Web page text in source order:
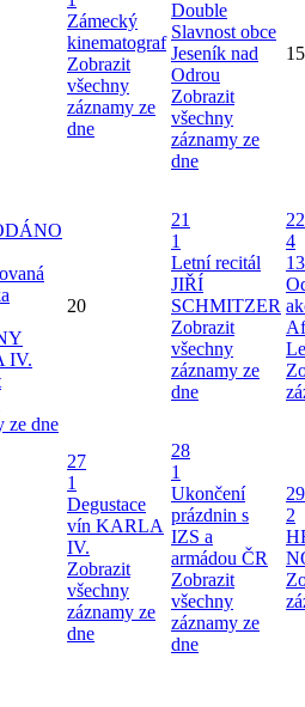
Zámecký
kinematograf
Zobrazit
všechny
záznamy ze
dne
Double
Slavnost obce
Jeseník nad
Odrou
Zobrazit
všechny
záznamy ze
dne
15
IV.
ze dne
20
21
1
Letní recitál
JIŘÍ
SCHMITZER
Zobrazit
všechny
záznamy ze
dne
22
4
27
1
Degustace
vín KARLA
IV.
Zobrazit
všechny
záznamy ze
dne
28
1
Ukončení
prázdnin s
IZS a
armádou ČR
Zobrazit
všechny
záznamy ze
dne
29
2